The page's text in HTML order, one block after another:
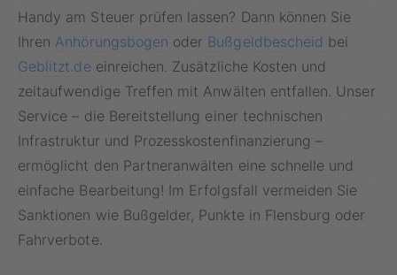
Handy am Steuer prüfen lassen? Dann können Sie
Ihren Anhörungsbogen oder Bußgeldbescheid bei
Geblitzt.de einreichen. Zusätzliche Kosten und
zeitaufwendige Treffen mit Anwälten entfallen. Unser
Service – die Bereitstellung einer technischen
Infrastruktur und Prozesskostenfinanzierung –
ermöglicht den Partneranwälten eine schnelle und
einfache Bearbeitung! Im Erfolgsfall vermeiden Sie
Sanktionen wie Bußgelder, Punkte in Flensburg oder
Fahrverbote.